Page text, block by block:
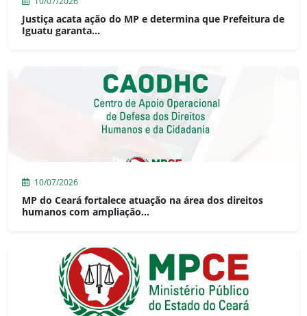
Justiça acata ação do MP e determina que Prefeitura de
Iguatu garanta...
10/07/2026
MP do Ceará fortalece atuação na área dos direitos
humanos com ampliação...